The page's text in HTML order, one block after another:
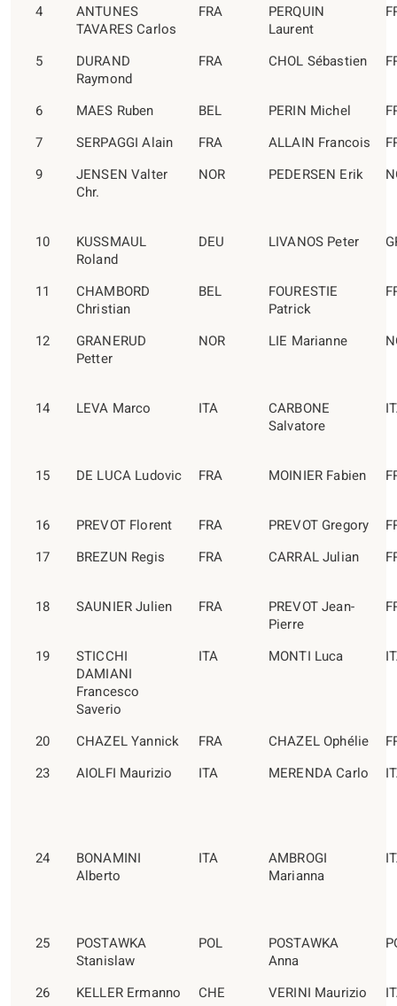
4
ANTUNES
TAVARES Carlos
FRA
PERQUIN
Laurent
5
DURAND
Raymond
FRA CHOL Sébastien
6 MAES Ruben BEL PERIN Michel
7
SERPAGGI Alain FRA ALLAIN Francois
9
JENSEN Valter
Chr.
NOR PEDERSEN Erik
10
KUSSMAUL
Roland
DEU LIVANOS Peter
11
CHAMBORD
Christian
BEL
FOURESTIE
Patrick
12
GRANERUD
Petter
NOR LIE Marianne
14 LEVA Marco ITA
CARBONE
Salvatore
15 DE LUCA Ludovic FRA MOINIER Fabien
16 PREVOT Florent FRA PREVOT Gregory
17
BREZUN Regis FRA CARRAL Julian
18 SAUNIER Julien FRA
PREVOT Jean-
Pierre
19
STICCHI
DAMIANI
Francesco
Saverio
ITA MONTI Luca
20 CHAZEL Yannick FRA CHAZEL Ophélie
23
AIOLFI Maurizio ITA MERENDA Carlo
24
BONAMINI
Alberto
ITA
AMBROGI
Marianna
25
POSTAWKA
Stanislaw
POL
POSTAWKA
Anna
26 KELLER Ermanno CHE VERINI Maurizio